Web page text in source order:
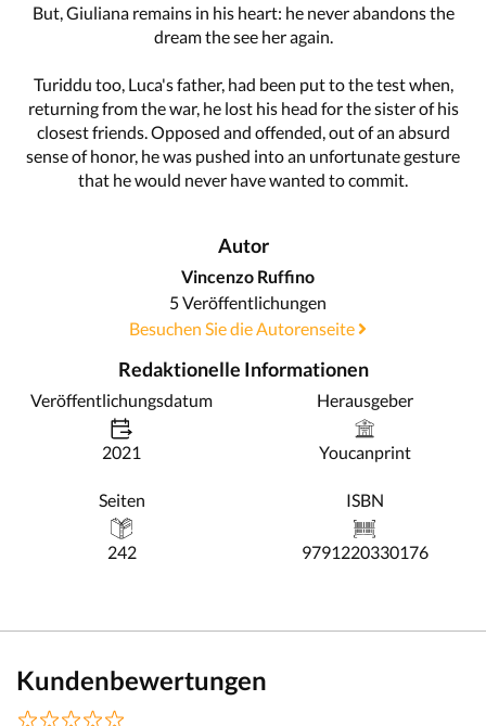
But, Giuliana remains in his heart: he never abandons the
dream the see her again.
Turiddu too, Luca's father, had been put to the test when,
returning from the war, he lost his head for the sister of his
closest friends. Opposed and offended, out of an absurd
sense of honor, he was pushed into an unfortunate gesture
that he would never have wanted to commit.
Autor
Vincenzo Ruffino
5 Veröffentlichungen
Besuchen Sie die Autorenseite
Redaktionelle Informationen
Veröffentlichungsdatum
2021
Herausgeber
Youcanprint
Seiten
242
ISBN
9791220330176
Kundenbewertungen